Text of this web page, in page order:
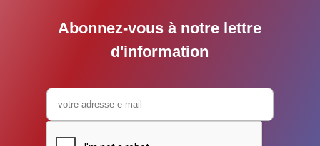
Abonnez-vous à notre lettre
d'information